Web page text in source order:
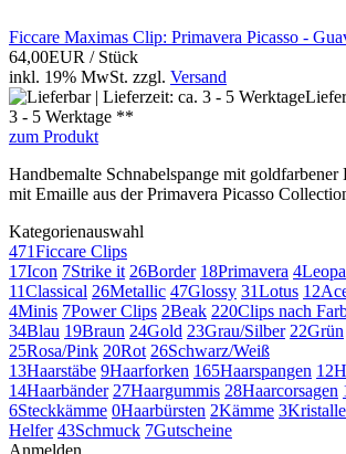
Ficcare Maximas Clip: Primavera Picasso -
64,00EUR / Stück
inkl. 19% MwSt. zzgl. Versand
3 - 5 Werktage **
zum Produkt
Handbemalte Schnabelspange mit goldfarbener
mit Emaille aus der Primavera Picasso
Kategorienauswahl
471Ficcare Clips
17Icon 7Strike it 26Border 18Primavera 4
11Classical 26Metallic 47Glossy 31Lotus 12
4Minis 7Power Clips 2Beak 220Clips nach
34Blau 19Braun 24Gold 23Grau/Silber 22Grün
25Rosa/Pink 20Rot 26Schwarz/Weiß
13Haarstäbe 9Haarforken 165Haarspangen 12
14Haarbänder 27Haargummis 28Haarcorsagen
6Steckkämme 0Haarbürsten 2Kämme 3
Helfer 43Schmuck 7Gutscheine
Anmelden